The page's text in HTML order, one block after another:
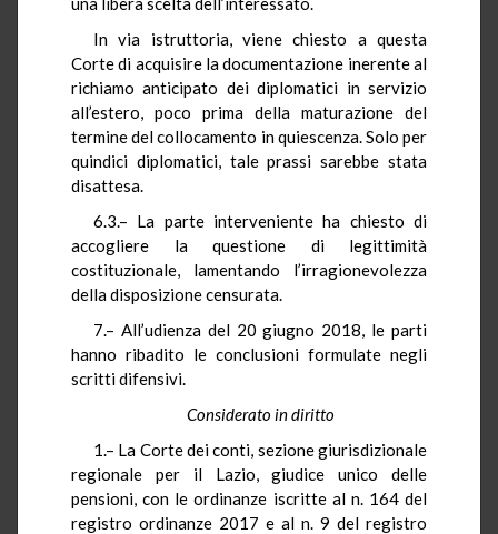
In via istruttoria, viene chiesto a questa
Corte di acquisire la documentazione inerente al
richiamo anticipato dei diplomatici in servizio
all’estero, poco prima della maturazione del
termine del collocamento in quiescenza. Solo per
quindici diplomatici, tale prassi sarebbe stata
disattesa.
6.3.– La parte interveniente ha chiesto di
accogliere la questione di legittimità
costituzionale, lamentando l’irragionevolezza
della disposizione censurata.
7.– All’udienza del 20 giugno 2018, le parti
hanno ribadito le conclusioni formulate negli
scritti difensivi.
Considerato in diritto
1.– La Corte dei conti, sezione giurisdizionale
regionale per il Lazio, giudice unico delle
pensioni, con le ordinanze iscritte al n. 164 del
registro ordinanze 2017 e al n. 9 del registro